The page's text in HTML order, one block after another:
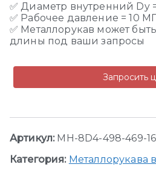
✅ Диаметр внутренний Dy
✅ Рабочее давление = 10
✅ Металлорукав может
длины под ваши запросы
Запросить
Артикул: MH-8D4-498-469-16
Категория: Металлорукава